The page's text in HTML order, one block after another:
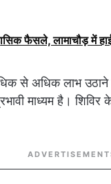
फैसले, लामाचौड़ में
से अधिक लाभ
माध्यम है। शिविर